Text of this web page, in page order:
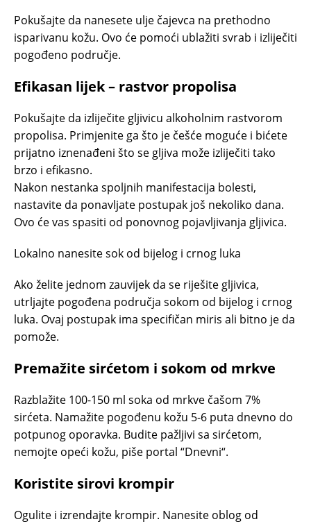
Pokušajte da nanesete ulje čajevca na prethodno
isparivanu kožu. Ovo će pomoći ublažiti svrab i izliječiti
pogođeno područje.
Efikasan lijek – rastvor propolisa
Pokušajte da izliječite gljivicu alkoholnim rastvorom
propolisa. Primjenite ga što je češće moguće i bićete
prijatno iznenađeni što se gljiva može izliječiti tako
brzo i efikasno.
Nakon nestanka spoljnih manifestacija bolesti,
nastavite da ponavljate postupak još nekoliko dana.
Ovo će vas spasiti od ponovnog pojavljivanja gljivica.
Lokalno nanesite sok od bijelog i crnog luka
Ako želite jednom zauvijek da se riješite gljivica,
utrljajte pogođena područja sokom od bijelog i crnog
luka. Ovaj postupak ima specifičan miris ali bitno je da
pomože.
Premažite sirćetom i sokom od mrkve
Razblažite 100-150 ml soka od mrkve čašom 7%
sirćeta. Namažite pogođenu kožu 5-6 puta dnevno do
potpunog oporavka. Budite pažljivi sa sirćetom,
nemojte opeći kožu, piše portal “Dnevni“.
Koristite sirovi krompir
Ogulite i izrendajte krompir. Nanesite oblog od